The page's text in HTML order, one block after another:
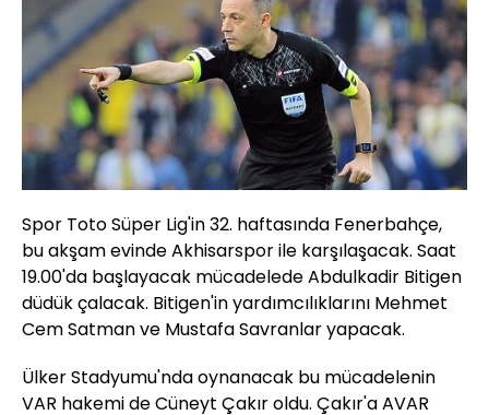
Spor Toto Süper Lig'in 32. haftasında Fenerbahçe,
bu akşam evinde Akhisarspor ile karşılaşacak. Saat
19.00'da başlayacak mücadelede Abdulkadir Bitigen
düdük çalacak. Bitigen'in yardımcılıklarını Mehmet
Cem Satman ve Mustafa Savranlar yapacak.
Ülker Stadyumu'nda oynanacak bu mücadelenin
VAR hakemi de Cüneyt Çakır oldu. Çakır'a AVAR